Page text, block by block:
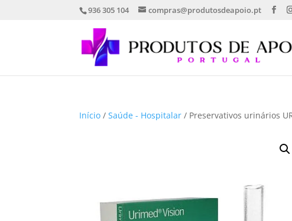
936 305 104 compras@produtosdeapoio.pt
Início /Saúde - Hospitalar / Preservativos urinários